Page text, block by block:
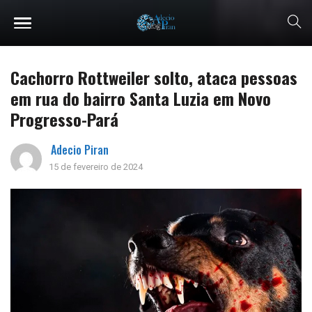
Cachorro Rottweiler solto, ataca pessoas
em rua do bairro Santa Luzia em Novo
Progresso-Pará
Adecio Piran
15 de fevereiro de 2024